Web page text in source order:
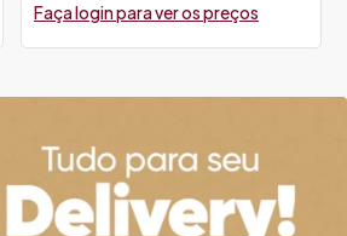
Faça login para ver os preços